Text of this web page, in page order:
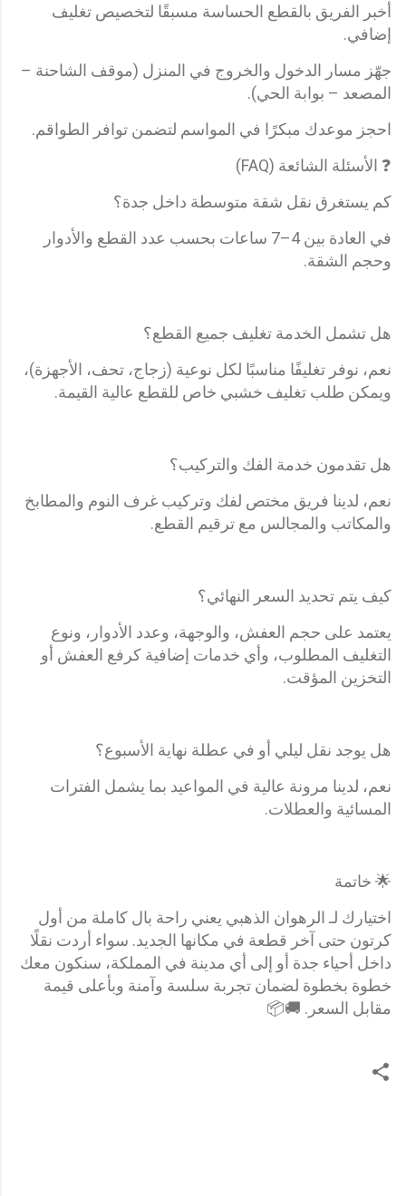
أخبر الفريق بالقطع الحساسة مسبقًا لتخصيص تغليف
إضافي.
جهّز مسار الدخول والخروج في المنزل (موقف الشاحنة –
المصعد – بوابة الحي).
احجز موعدك مبكرًا في المواسم لتضمن توافر الطواقم.
❓ الأسئلة الشائعة (FAQ)
كم يستغرق نقل شقة متوسطة داخل جدة؟
في العادة بين 4–7 ساعات بحسب عدد القطع والأدوار
وحجم الشقة.
هل تشمل الخدمة تغليف جميع القطع؟
نعم، نوفر تغليفًا مناسبًا لكل نوعية (زجاج، تحف، الأجهزة)،
ويمكن طلب تغليف خشبي خاص للقطع عالية القيمة.
هل تقدمون خدمة الفك والتركيب؟
نعم، لدينا فريق مختص لفك وتركيب غرف النوم والمطابخ
والمكاتب والمجالس مع ترقيم القطع.
كيف يتم تحديد السعر النهائي؟
يعتمد على حجم العفش، والوجهة، وعدد الأدوار، ونوع
التغليف المطلوب، وأي خدمات إضافية كرفع العفش أو
التخزين المؤقت.
هل يوجد نقل ليلي أو في عطلة نهاية الأسبوع؟
نعم، لدينا مرونة عالية في المواعيد بما يشمل الفترات
المسائية والعطلات.
🌟 خاتمة
اختيارك لـ الرهوان الذهبي يعني راحة بال كاملة من أول
كرتون حتى آخر قطعة في مكانها الجديد. سواء أردت نقلًا
داخل أحياء جدة أو إلى أي مدينة في المملكة، سنكون معك
خطوة بخطوة لضمان تجربة سلسة وآمنة وبأعلى قيمة
مقابل السعر. 🚚📦